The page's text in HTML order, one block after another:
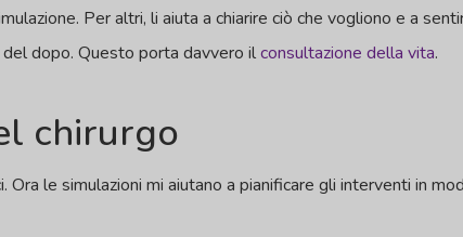
Per altri, li aiuta a chiarire ciò che vogliono e a
del dopo. Questo porta davvero ilconsultazione della vita.
chirurgo
le simulazioni mi aiutano a pianificare gli interventi in